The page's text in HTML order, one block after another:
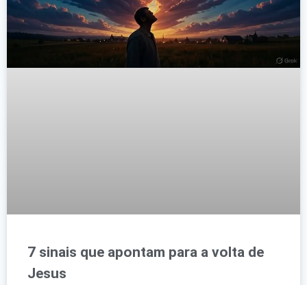
7 sinais que apontam para a volta de
Jesus